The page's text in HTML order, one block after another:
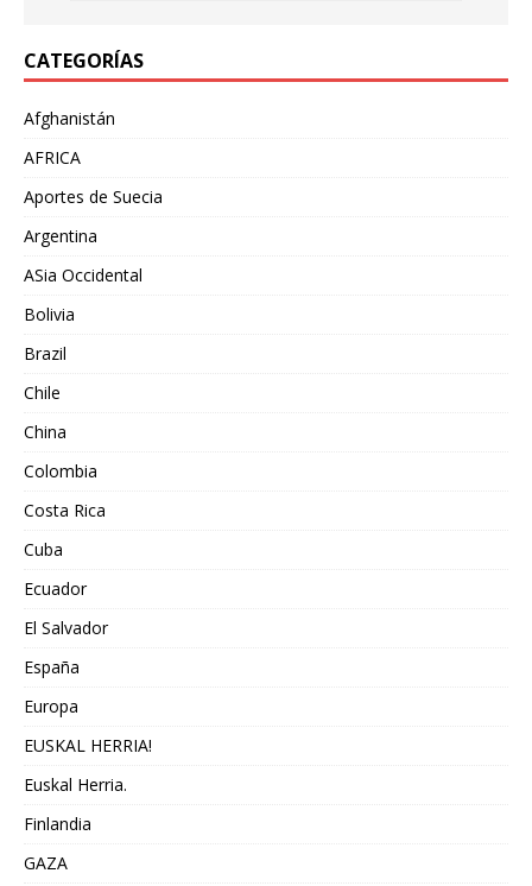
CATEGORÍAS
Afghanistán
AFRICA
Aportes de Suecia
Argentina
ASia Occidental
Bolivia
Brazil
Chile
China
Colombia
Costa Rica
Cuba
Ecuador
El Salvador
España
Europa
EUSKAL HERRIA!
Euskal Herria.
Finlandia
GAZA